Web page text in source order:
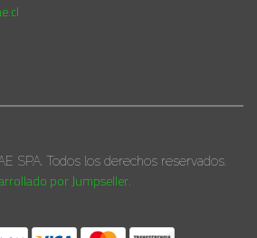
SPA. Todos los derechos reservados.
por Jumpseller